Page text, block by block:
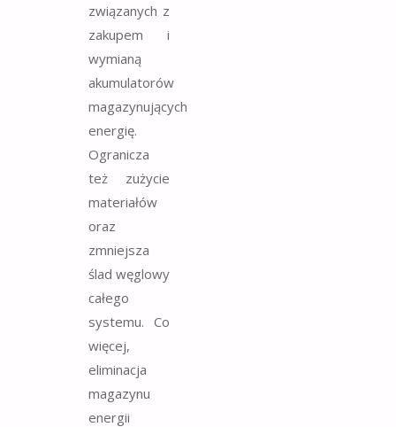
związanych z
zakupem i
wymianą
akumulatorów
magazynujących
energię.
Ogranicza
też zużycie
materiałów
oraz
zmniejsza
ślad węglowy
całego
systemu. Co
więcej,
eliminacja
magazynu
energii